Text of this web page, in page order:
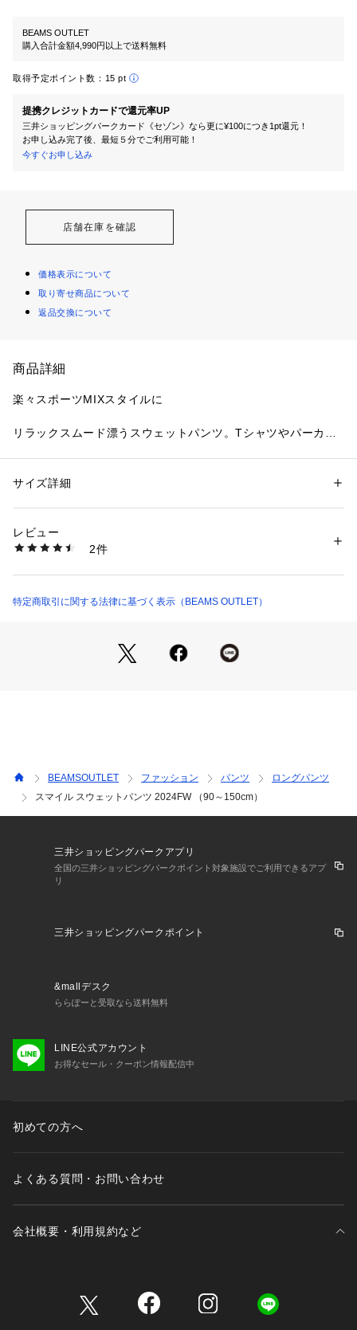
BEAMS OUTLET
購入合計金額4,990円以上で送料無料
取得予定ポイント数： 15 pt
提携クレジットカードで還元率UP
三井ショッピングパークカード《セゾン》なら更に¥100につき1pt還元！
お申し込み完了後、最短５分でご利用可能！
今すぐお申し込み
店舗在庫を確認
価格表示について
取り寄せ商品について
返品交換について
商品詳細
楽々スポーツMIXスタイルに
リラックスムード漂うスウェットパンツ。Tシャツやパーカー
本。動きやすくおしゃれなスポーツMIXコーデにもぜひ！
水洗い可
（詳細は商品についている品質表示ラベルをご覧ください）
伸縮性：あり
※サイズによりブランドネームタグのカラーが異なります。
90～120：オフホワイト
※光の当たり具合やパソコンなどの閲覧環境によって実際の色
味と異なって見える場合がございます。予めご了承ください。
※商品の色味は商品単体で撮影した画像をご参照ください。
BEAMS mini / ビームス ミニ
〈BEAMS mini〉は、太陽が似合うような元気なカラーリング
を大切に、ベーシックアイテムに適度なファッション性を加え
な楽しさが溢れています。価格とデザインのバランスでお客様
性別：キッズ・ベビー
素材：本体:コットン85%　ポリエステル15%　刺繍部分:ポリエステル10
生産国：中国
商品番号：
1097100000527
サイズ詳細
レビュー
2件
特定商取引に関する法律に基づく表示（BEAMS OUTLET）
BEAMSOUTLET ファッション パンツ
ロングパンツ
スマイル スウェットパンツ 2024FW （90～150cm）
三井ショッピングパークアプリ
全国の三井ショッピングパークポイント対象施設でご利用できるアプ
リ
三井ショッピングパークポイント
&mallデスク
ららぽーと受取なら送料無料
LINE公式アカウント
お得なセール・クーポン情報配信中
初めての方へ
よくある質問・お問い合わせ
会社概要・利用規約など